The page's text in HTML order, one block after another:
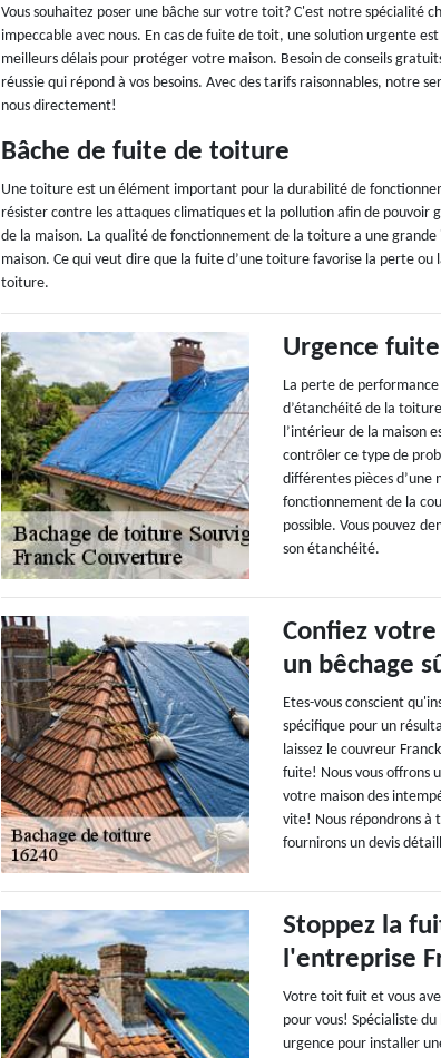
Vous souhaitez poser une bâche sur votre toit? C'est notre spécialité
impeccable avec nous. En cas de fuite de toit, une solution urgente
meilleurs délais pour protéger votre maison. Besoin de conseils
réussie qui répond à vos besoins. Avec des tarifs raisonnables, notre
nous directement!
Bâche de fuite de toiture
Une toiture est un élément important pour la durabilité de
résister contre les attaques climatiques et la pollution afin de
de la maison. La qualité de fonctionnement de la toiture a une
maison. Ce qui veut dire que la fuite d’une toiture favorise la perte
toiture.
Urgence
La perte de
d’étanchéité de la
l’intérieur de la maison
contrôler ce type de
différentes pièces
fonctionnement de la
possible. Vous pouvez
son étanchéité.
Confiez
un bêchage
Etes-vous conscient
spécifique pour un
laissez le couvreur
fuite! Nous vous offrons
votre maison des
vite! Nous répondrons à
fournirons un devis
Stoppez la
l'entreprise
Votre toit fuit et vous
pour vous! Spécialiste
urgence pour installer